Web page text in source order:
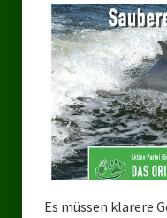
Landtagswahl Sachsen
Landtagswahl Berlin
Landtagswahl
Landtagswahl Sachsen-
Kommunalwahl
Bürgerschaftswahl
Es müssen klarere